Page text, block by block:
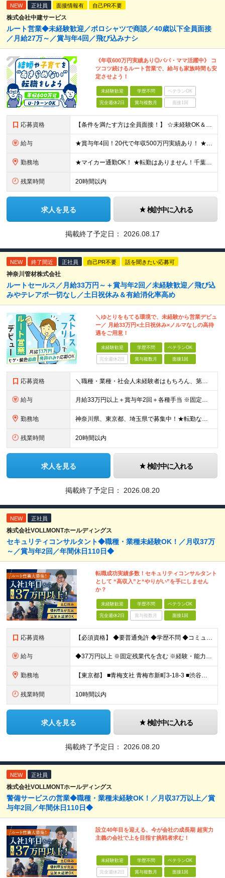
NEW 正社員 面接情報有 自己PR不要
株式会社中建サービス
ルート営業◆未経験歓迎／ポロシャツで商談／40歳以下全員面接
／月給27万～／賞与年4回／飛び込みナシ
《年収600万円実績あり◎パパ・ママ活躍中》 コ
ツコツ続けるルート営業で、給与も家族時間も安
定させよう！
未経験歓迎 学歴不問 ベテランOK
完全週休2日 賞与複数月 面接1回
応募資格 【条件を満たす方は全員面接！】 ☆未経験OK＆同期と出会える複数名募集！お話し好きならすぐご活躍いただけます◎ ◆要普通自動車運転免許（AT限定可） ◆学歴不問 ◆40歳までの方（長期勤続によるキャリ
給与 ★賞与年4回！20代で年収500万円実績あり！ ★未経験からでも基本給27万円スタートと、安定した収入を得られる環境です！ 月給27万円～29万円＋各種手当＋賞与年2回（＋業績賞与年2回） ※経験・
勤務地 ★マイカー通勤OK！ ★転勤はありません！千葉＆大阪で積極採用中！ 【千葉】千葉県白井市富塚1番 【大阪】大阪府堺市堺区南半町東1丁目1番10号 ※(変更の範囲)上記を除く当社関連勤務地
残業時間 20時間以内
求人を見る 検討中に入れる
掲載終了予定日： 2026.08.17
NEW 終了間近 正社員 自己PR不要 話を聞きたい応募可
神奈川管材株式会社
ルートセールス／月給33万円～＋賞与年2回／未経験歓迎／飛び込
みやテレアポ一切なし／土日祝休み＆有給消化率高め
＼ゆとりをもてる環境で、未経験から営業デビュ
ー／ 月給33万円×土日祝休み×ノルマなしの高待
遇をご用意！
未経験歓迎 学歴不問 ベテランOK
完全週休2日 賞与複数月 面接1回
応募資格 ＼職種・業種・社会人未経験者はもちろん、第二新卒も歓迎！／ ■学歴不問 ■転職回数不問 ■普通自動車免許をお持ちの方
給与 月給33万円以上＋賞与年2回＋各種手当 ※固定残業代（月42時間／7万7171円～）含む。 超過分は別途全額支給します。 ※試用期間（6ヶ月）があります。 その間の給与・待遇に差異はありません。
勤務地 神奈川県、東京都、埼玉県で募集中！★転勤なし ※希望を考慮し、決定 ※転居を伴う転勤なし ＜神奈川＞ ■横浜本社：横浜市西区久保町27-19 ■港南営業所：横浜市港南区日野中央1-15-2 ■平塚営
残業時間 20時間以内
求人を見る 検討中に入れる
掲載終了予定日： 2026.08.20
NEW 正社員
株式会社VOLLMONTホールディングス
セキュリティコンサルタント◆職種・業種未経験OK！／月収37万
～／賞与年2回／年間休日110日◆
転職成功実績多数！セキュリティコンサルタント
として “高収入”と“やりがい”を手にしません
か？
未経験歓迎 学歴不問 ベテランOK
完全週休2日 賞与複数月 面接1回
応募資格 【必須資格】 ◆要普通免許 ◆学歴不問 ◆コミュニケーション能力に自信のある方 ⇒お客様との関係をより良いものにしてください◎ ◆計画性を持って積極的に行動できる方 ⇒先のことを考えてお客様
給与 ◆37万円以上 ※固定残業代を含む ※経験・能力を考慮 ※決算賞与あり 【固定残業代】14万円/45時間 ※固定残業代は残業がない場合も支給し、超過分は別途支給する ※超過分は別途全額支給 ・一律手
勤務地 【東京都】 ■青梅支社 青梅市新町3-18-3 ■渋谷支社 渋谷区渋谷1-6-5 ■新宿支社 新宿区新宿3-11-10 ■池袋支社 豊島区東池袋1-35-5 ■両国支社 墨田区江東橋1-12-8KDビ
残業時間 10時間以内
求人を見る 検討中に入れる
掲載終了予定日： 2026.08.20
NEW 正社員
株式会社VOLLMONTホールディングス
警備サービスの営業◆職種・業種未経験OK！／月収37万以上／賞
与年2回／年間休日110日◆
設立40年目を迎える、今が会社の成長期 超実力
主義の会社で上を目指す挑戦者求む！
未経験歓迎 学歴不問 ベテランOK
完全週休2日 賞与複数月 面接1回